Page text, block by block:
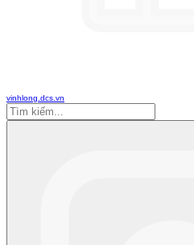
vinhlong.dcs.vn